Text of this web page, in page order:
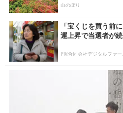
山のぼり
「宝くじを買う前
運上昇で当選者が
PR(合同会社デジタルファ